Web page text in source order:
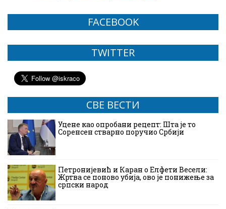
FACEBOOK
TWITTER
СВЕ ВЕСТИ
Уцене као опробани рецепт: Шта је то
Соренсен стварно поручио Србији
Петронијевић и Каран о Елфети Весели:
Жртва се поново убија, ово је понижење за
српски народ